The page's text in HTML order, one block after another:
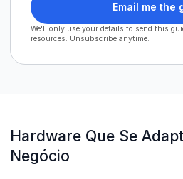
Email me the
We'll only use your details to send this
resources. Unsubscribe anytime.
Hardware Que Se
Negócio